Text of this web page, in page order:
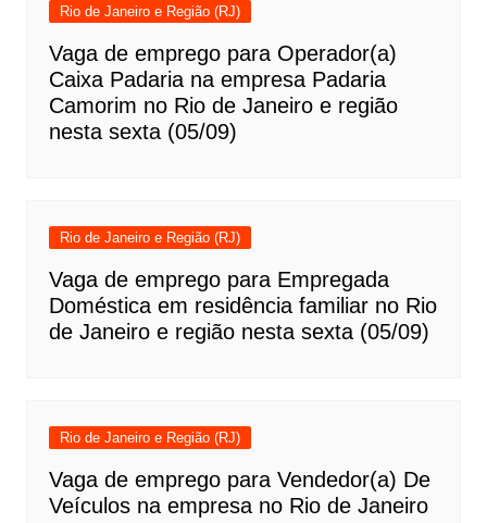
Rio de Janeiro e Região (RJ)
Vaga de emprego para Operador(a)
Caixa Padaria na empresa Padaria
Camorim no Rio de Janeiro e região
nesta sexta (05/09)
Rio de Janeiro e Região (RJ)
Vaga de emprego para Empregada
Doméstica em residência familiar no Rio
de Janeiro e região nesta sexta (05/09)
Rio de Janeiro e Região (RJ)
Vaga de emprego para Vendedor(a) De
Veículos na empresa no Rio de Janeiro